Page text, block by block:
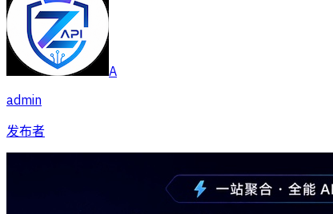
A
admin
发布者